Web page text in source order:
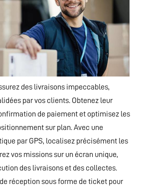
des livraisons impeccables,
par vos clients. Obtenez leur
de paiement et optimisez les
sur plan. Avec une
par GPS, localisez précisément les
vos missions sur un écran unique,
des livraisons et des collectes.
réception sous forme de ticket pour